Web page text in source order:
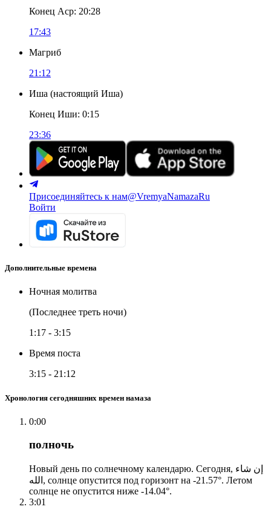
Конец Аср: 20:28
17:43
Магриб
21:12
Иша (настоящий Иша)
Конец Иши: 0:15
23:36
Присоединяйтесь к нам@VremyaNamazaRu
Войти
Дополнительные времена
Ночная молитва
(Последнее треть ночи)
1:17 - 3:15
Время поста
3:15 - 21:12
Хронология сегодняшних времен намаза
0:00
полночь
Новый день по солнечному календарю. Сегодня, إن شاء
الله, солнце опустится под горизонт на -21.57°. Летом
солнце не опустится ниже -14.04°.
3:01